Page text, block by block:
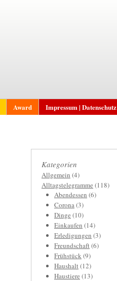
Award Impressum | Datenschutz
Kategorien
Allgemein (4)
Alltagstelegramme (118)
Abendessen (6)
Corona(3)
Dinge (10)
Einkaufen (14)
Erledigungen (3)
Freundschaft(6)
Frühstück(9)
Haushalt(12)
Haustiere (13)